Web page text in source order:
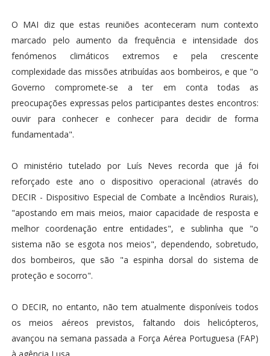
O MAI diz que estas reuniões aconteceram num contexto
marcado pelo aumento da frequência e intensidade dos
fenómenos climáticos extremos e pela crescente
complexidade das missões atribuídas aos bombeiros, e que "o
Governo compromete-se a ter em conta todas as
preocupações expressas pelos participantes destes encontros:
ouvir para conhecer e conhecer para decidir de forma
fundamentada".
O ministério tutelado por Luís Neves recorda que já foi
reforçado este ano o dispositivo operacional (através do
DECIR - Dispositivo Especial de Combate a Incêndios Rurais),
"apostando em mais meios, maior capacidade de resposta e
melhor coordenação entre entidades", e sublinha que "o
sistema não se esgota nos meios", dependendo, sobretudo,
dos bombeiros, que são "a espinha dorsal do sistema de
proteção e socorro".
O DECIR, no entanto, não tem atualmente disponíveis todos
os meios aéreos previstos, faltando dois helicópteros,
avançou na semana passada a Força Aérea Portuguesa (FAP)